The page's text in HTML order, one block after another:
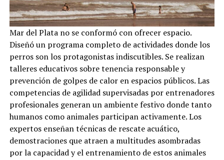
Mar del Plata no se conformó con ofrecer espacio.
Diseñó un programa completo de actividades donde los
perros son los protagonistas indiscutibles. Se realizan
talleres educativos sobre tenencia responsable y
prevención de golpes de calor en espacios públicos. Las
competencias de agilidad supervisadas por entrenadores
profesionales generan un ambiente festivo donde tanto
humanos como animales participan activamente. Los
expertos enseñan técnicas de rescate acuático,
demostraciones que atraen a multitudes asombradas
por la capacidad y el entrenamiento de estos animales